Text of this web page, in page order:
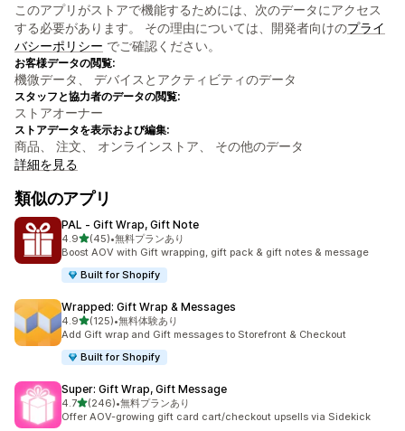
このアプリがストアで機能するためには、次のデータにアクセス
する必要があります。 その理由については、開発者向けのプライ
バシーポリシー でご確認ください。
お客様データの閲覧:
機微データ、 デバイスとアクティビティのデータ
スタッフと協力者のデータの閲覧:
ストアオーナー
ストアデータを表示および編集:
商品、 注文、 オンラインストア、 その他のデータ
詳細を見る
類似のアプリ
PAL ‑ Gift Wrap, Gift Note
4.95つ星中
(45)
合計レビュー数：45件
•無料プランあり
Boost AOV with Gift wrapping, gift pack & gift notes & message
Built for Shopify
Wrapped: Gift Wrap & Messages
4.95つ星中
(125)
合計レビュー数：125件
•無料体験あり
Add Gift wrap and Gift messages to Storefront & Checkout
Built for Shopify
Super: Gift Wrap, Gift Message
4.75つ星中
(246)
合計レビュー数：246件
•無料プランあり
Offer AOV-growing gift card cart/checkout upsells via Sidekick